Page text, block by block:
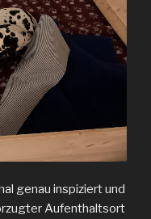
genau inspiziert und
Aufenthaltsort